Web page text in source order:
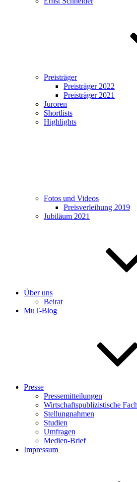
Preisträger
Preisträger 2022
Preisträger 2021
Juroren
Shortlists
Highlights
Fotos und Videos
Preisverleihung 2019
Jubiläum 2021
Über uns
Beirat
MuT-Blog
Presse
Pressemitteilungen
Wirtschaftspublizistische
Stellungnahmen
Studien
Umfragen
Medien-Brief
Impressum